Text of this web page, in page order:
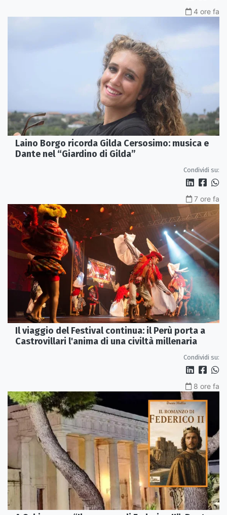
4 ore fa
Laino Borgo ricorda Gilda Cersosimo: musica e
Dante nel “Giardino di Gilda”
Condividi su:
7 ore fa
Il viaggio del Festival continua: il Perù porta a
Castrovillari l'anima di una civiltà millenaria
Condividi su:
8 ore fa